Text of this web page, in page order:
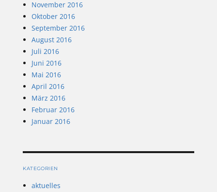
November 2016
Oktober 2016
September 2016
August 2016
Juli 2016
Juni 2016
Mai 2016
April 2016
März 2016
Februar 2016
Januar 2016
KATEGORIEN
aktuelles